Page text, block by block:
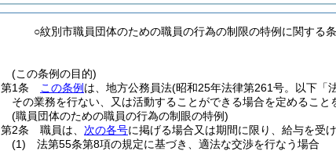
○紋別市職員団体のための職員の行為の制限の特例に関する
(この条例の目的)
第1条
この条例 は、地方公務員法(昭和25年法律第261号。以下「
その業務を行ない、又は活動することができる場合を定めること
(職員団体のための職員の行為の制眼の特例)
第2条
職員は、 次の各号に掲げる場合又は期間に限り、給与を受
(1)
法第55条第8項の規定に基づき、適法な交渉を行なう場合